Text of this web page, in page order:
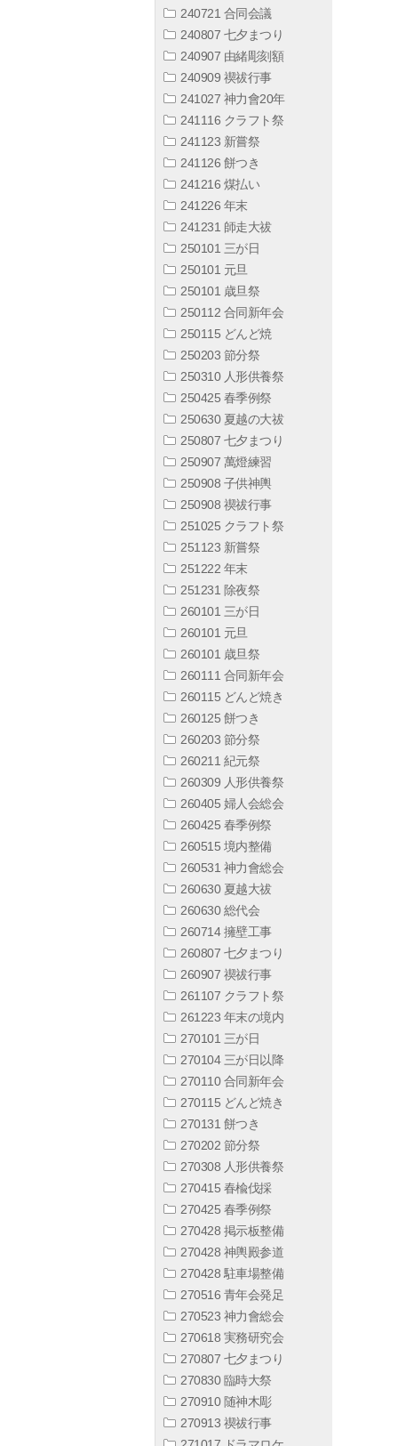
240721 合同会議
240807 七夕まつり
240907 由緒彫刻額
240909 禊祓行事
241027 神力會20年
241116 クラフト祭
241123 新嘗祭
241126 餅つき
241216 煤払い
241226 年末
241231 師走大祓
250101 三が日
250101 元旦
250101 歳旦祭
250112 合同新年会
250115 どんど焼
250203 節分祭
250310 人形供養祭
250425 春季例祭
250630 夏越の大祓
250807 七夕まつり
250907 萬燈練習
250908 子供神輿
250908 禊祓行事
251025 クラフト祭
251123 新嘗祭
251222 年末
251231 除夜祭
260101 三が日
260101 元旦
260101 歳旦祭
260111 合同新年会
260115 どんど焼き
260125 餅つき
260203 節分祭
260211 紀元祭
260309 人形供養祭
260405 婦人会総会
260425 春季例祭
260515 境内整備
260531 神力會総会
260630 夏越大祓
260630 総代会
260714 擁壁工事
260807 七夕まつり
260907 禊祓行事
261107 クラフト祭
261223 年末の境内
270101 三が日
270104 三が日以降
270110 合同新年会
270115 どんど焼き
270131 餅つき
270202 節分祭
270308 人形供養祭
270415 春楡伐採
270425 春季例祭
270428 掲示板整備
270428 神輿殿参道
270428 駐車場整備
270516 青年会発足
270523 神力會総会
270618 実務研究会
270807 七夕まつり
270830 臨時大祭
270910 随神木彫
270913 禊祓行事